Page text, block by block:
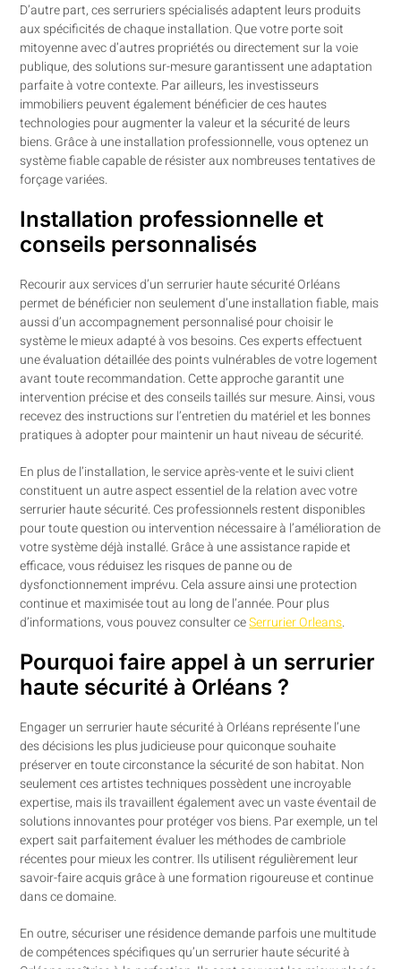
D’autre part, ces serruriers spécialisés adaptent leurs produits
aux spécificités de chaque installation. Que votre porte soit
mitoyenne avec d’autres propriétés ou directement sur la voie
publique, des solutions sur-mesure garantissent une adaptation
parfaite à votre contexte. Par ailleurs, les investisseurs
immobiliers peuvent également bénéficier de ces hautes
technologies pour augmenter la valeur et la sécurité de leurs
biens. Grâce à une installation professionnelle, vous optenez un
système fiable capable de résister aux nombreuses tentatives de
forçage variées.
Installation professionnelle et
conseils personnalisés
Recourir aux services d’un serrurier haute sécurité Orléans
permet de bénéficier non seulement d’une installation fiable, mais
aussi d’un accompagnement personnalisé pour choisir le
système le mieux adapté à vos besoins. Ces experts effectuent
une évaluation détaillée des points vulnérables de votre logement
avant toute recommandation. Cette approche garantit une
intervention précise et des conseils taillés sur mesure. Ainsi, vous
recevez des instructions sur l’entretien du matériel et les bonnes
pratiques à adopter pour maintenir un haut niveau de sécurité.
En plus de l’installation, le service après-vente et le suivi client
constituent un autre aspect essentiel de la relation avec votre
serrurier haute sécurité. Ces professionnels restent disponibles
pour toute question ou intervention nécessaire à l’amélioration de
votre système déjà installé. Grâce à une assistance rapide et
efficace, vous réduisez les risques de panne ou de
dysfonctionnement imprévu. Cela assure ainsi une protection
continue et maximisée tout au long de l’année. Pour plus
d’informations, vous pouvez consulter ceSerrurier Orleans.
Pourquoi faire appel à un serrurier
haute sécurité à Orléans ?
Engager un serrurier haute sécurité à Orléans représente l’une
des décisions les plus judicieuse pour quiconque souhaite
préserver en toute circonstance la sécurité de son habitat. Non
seulement ces artistes techniques possèdent une incroyable
expertise, mais ils travaillent également avec un vaste éventail de
solutions innovantes pour protéger vos biens. Par exemple, un tel
expert sait parfaitement évaluer les méthodes de cambriole
récentes pour mieux les contrer. Ils utilisent régulièrement leur
savoir-faire acquis grâce à une formation rigoureuse et continue
dans ce domaine.
En outre, sécuriser une résidence demande parfois une multitude
de compétences spécifiques qu’un serrurier haute sécurité à